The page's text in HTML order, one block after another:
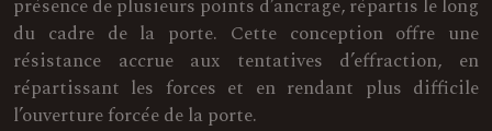
présence de plusieurs points d’ancrage, répartis le long
du cadre de la porte. Cette conception offre une
résistance accrue aux tentatives d’effraction, en
répartissant les forces et en rendant plus difficile
l’ouverture forcée de la porte.